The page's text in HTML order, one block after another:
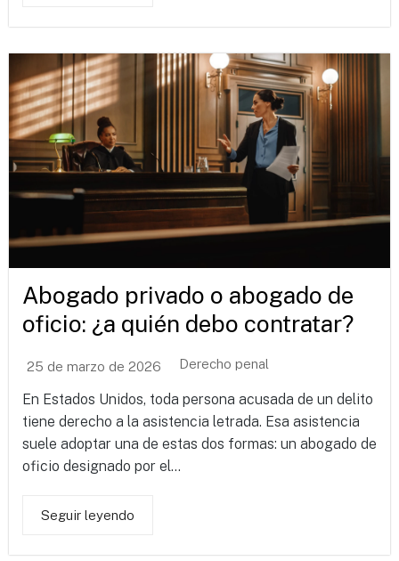
Abogado privado o abogado de
oficio: ¿a quién debo contratar?
25 de marzo de 2026 Derecho penal
En Estados Unidos, toda persona acusada de un delito
tiene derecho a la asistencia letrada. Esa asistencia
suele adoptar una de estas dos formas: un abogado de
oficio designado por el...
Seguir leyendo